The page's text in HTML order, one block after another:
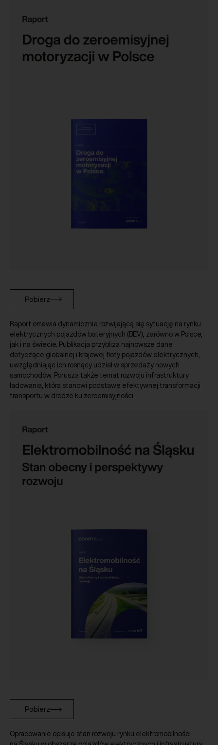
Pobierz
Raport omawia dynamicznie rozwijającą się sytuację na rynku
elektrycznych pojazdów bateryjnych (BEV), zarówno w Polsce,
jak i na świecie. Publikacja przybliża najnowsze dane
dotyczące globalnej i krajowej floty pojazdów elektrycznych,
uwzględniając ich rosnący udział w sprzedaży nowych
samochodów. Porusza także temat rozwoju infrastruktury
ładowania, która stanowi podstawę efektywnej transformacji
transportu w drodze ku zeroemisyjności.
Pobierz
Opracowanie opisuje stan rozwoju rynku elektromobilności